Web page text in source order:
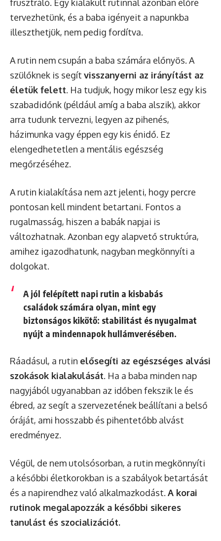
frusztráló. Egy kialakult rutinnal azonban előre
tervezhetünk, és a baba igényeit a napunkba
illeszthetjük, nem pedig fordítva.
A rutin nem csupán a baba számára előnyös. A
szülőknek is segít visszanyerni az irányítást az
életük felett. Ha tudjuk, hogy mikor lesz egy kis
szabadidőnk (például amíg a baba alszik), akkor
arra tudunk tervezni, legyen az pihenés,
házimunka vagy éppen egy kis énidő. Ez
elengedhetetlen a mentális egészség
megőrzéséhez.
A rutin kialakítása nem azt jelenti, hogy percre
pontosan kell mindent betartani. Fontos a
rugalmasság, hiszen a babák napjai is
változhatnak. Azonban egy alapvető struktúra,
amihez igazodhatunk, nagyban megkönnyíti a
dolgokat.
A jól felépített napi rutin a kisbabás
családok számára olyan, mint egy
biztonságos kikötő: stabilitást és nyugalmat
nyújt a mindennapok hullámverésében.
Ráadásul, a rutin elősegíti az egészséges alvási
szokások kialakulását. Ha a baba minden nap
nagyjából ugyanabban az időben fekszik le és
ébred, az segít a szervezetének beállítani a belső
óráját, ami hosszabb és pihentetőbb alvást
eredményez.
Végül, de nem utolsósorban, a rutin megkönnyíti
a későbbi életkorokban is a szabályok betartását
és a napirendhez való alkalmazkodást. A korai
rutinok megalapozzák a későbbi sikeres
tanulást és szocializációt.